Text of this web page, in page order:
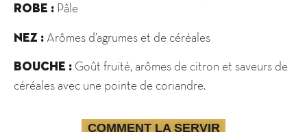
ROBE : Pâle
NEZ : Arômes d’agrumes et de céréales
BOUCHE : Goût fruité, arômes de citron et saveurs de
céréales avec une pointe de coriandre.
COMMENT LA SERVIR